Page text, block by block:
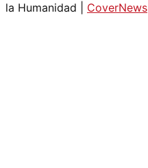
la Humanidad
CoverNews